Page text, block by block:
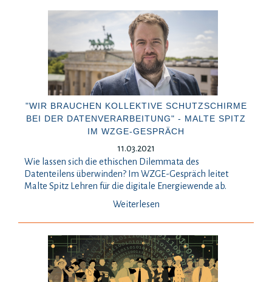
"WIR BRAUCHEN KOLLEKTIVE SCHUTZSCHIRME
BEI DER DATENVERARBEITUNG" - MALTE SPITZ
IM WZGE-GESPRÄCH
11.03.2021
Wie lassen sich die ethischen Dilemmata des
Datenteilens überwinden? Im WZGE-Gespräch leitet
Malte Spitz Lehren für die digitale Energiewende ab.
Weiterlesen